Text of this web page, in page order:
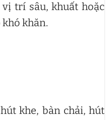
trí sâu, khuất hoặc
khăn.
khe, bàn chải, hút